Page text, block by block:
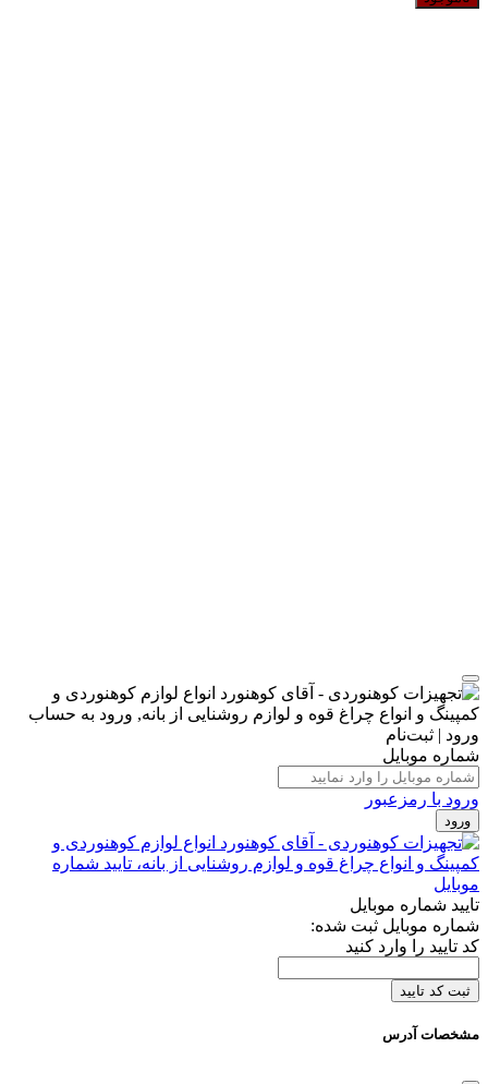
ورود | ثبت‌نام
شماره موبایل
ورود با رمزعبور
ورود
تایید شماره موبایل
شماره موبایل ثبت شده:
کد تایید را وارد کنید
ثبت کد تایید
مشخصات آدرس